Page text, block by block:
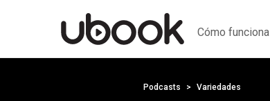
Cómo funciona
Podcasts Variedades